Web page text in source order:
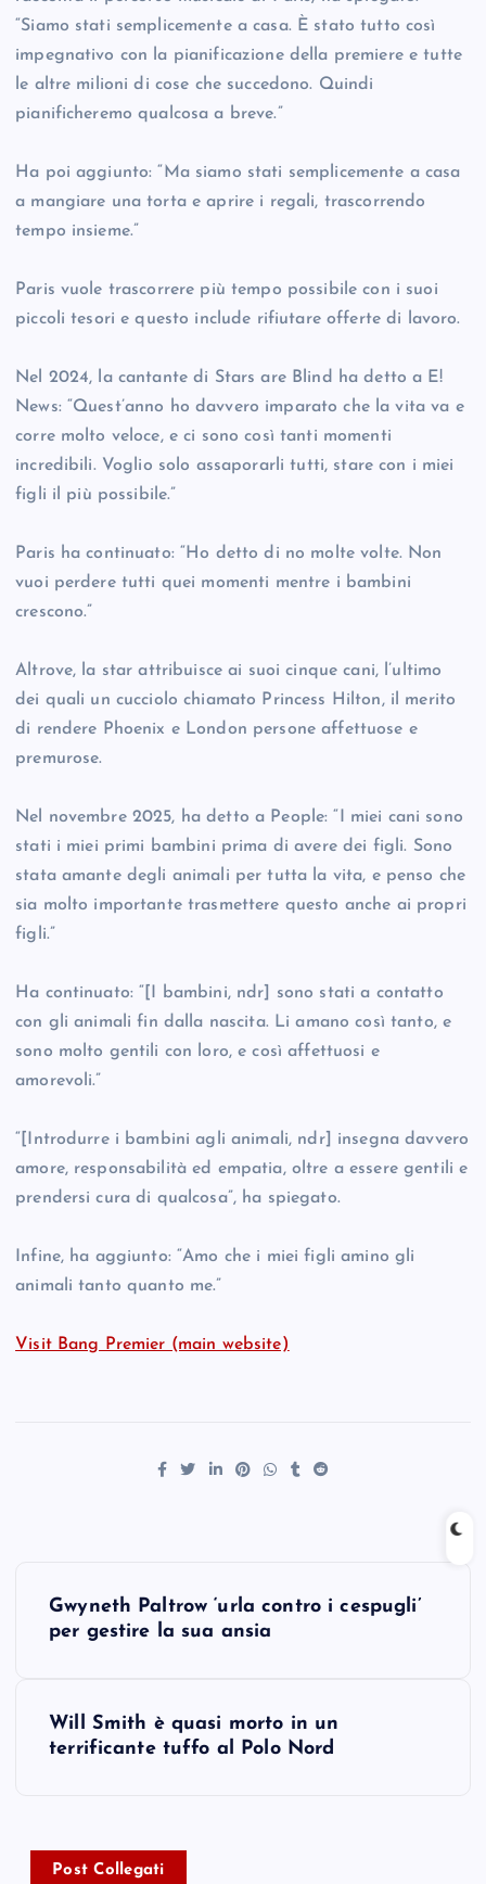
“Siamo stati semplicemente a casa. È stato tutto così
impegnativo con la pianificazione della premiere e tutte
le altre milioni di cose che succedono. Quindi
pianificheremo qualcosa a breve.”
Ha poi aggiunto: “Ma siamo stati semplicemente a casa
a mangiare una torta e aprire i regali, trascorrendo
tempo insieme.”
Paris vuole trascorrere più tempo possibile con i suoi
piccoli tesori e questo include rifiutare offerte di lavoro.
Nel 2024, la cantante di Stars are Blind ha detto a E!
News: “Quest’anno ho davvero imparato che la vita va e
corre molto veloce, e ci sono così tanti momenti
incredibili. Voglio solo assaporarli tutti, stare con i miei
figli il più possibile.”
Paris ha continuato: “Ho detto di no molte volte. Non
vuoi perdere tutti quei momenti mentre i bambini
crescono.”
Altrove, la star attribuisce ai suoi cinque cani, l’ultimo
dei quali un cucciolo chiamato Princess Hilton, il merito
di rendere Phoenix e London persone affettuose e
premurose.
Nel novembre 2025, ha detto a People: “I miei cani sono
stati i miei primi bambini prima di avere dei figli. Sono
stata amante degli animali per tutta la vita, e penso che
sia molto importante trasmettere questo anche ai propri
figli.”
Ha continuato: “[I bambini, ndr] sono stati a contatto
con gli animali fin dalla nascita. Li amano così tanto, e
sono molto gentili con loro, e così affettuosi e
amorevoli.”
“[Introdurre i bambini agli animali, ndr] insegna davvero
amore, responsabilità ed empatia, oltre a essere gentili e
prendersi cura di qualcosa”, ha spiegato.
Infine, ha aggiunto: “Amo che i miei figli amino gli
animali tanto quanto me.”
Visit Bang Premier (main website)
a
Gwyneth Paltrow ‘urla contro i cespugli’
per gestire la sua ansia
Will Smith è quasi morto in un
terrificante tuffo al Polo Nord
Post Collegati